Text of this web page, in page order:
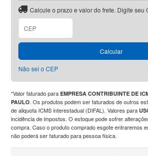
Calcule o prazo e valor do frete. Digite seu
Calcular
Não sei o CEP
*Valor faturado paraEMPRESA CONTRIBUINTE DE
PAULO. Os produtos podem ser faturados de outros
de aliquota ICMS interestadual (DIFAL). Valores para
incidência de impostos. O estoque pode sofrer
compra. Caso o produto comprado esgote entraremos
não poderá ser faturado para pessoa física.